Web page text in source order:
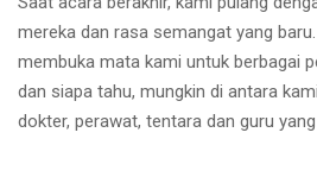
mereka dan rasa semangat yang
membuka mata kami untuk berbagai
dan siapa tahu, mungkin di antara
dokter, perawat, tentara dan guru